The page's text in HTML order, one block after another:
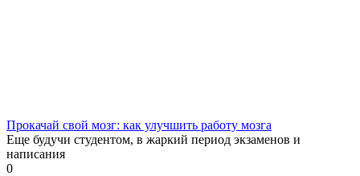
Прокачай свой мозг: как улучшить работу мозга
Еще будучи студентом, в жаркий период экзаменов и
написания
0